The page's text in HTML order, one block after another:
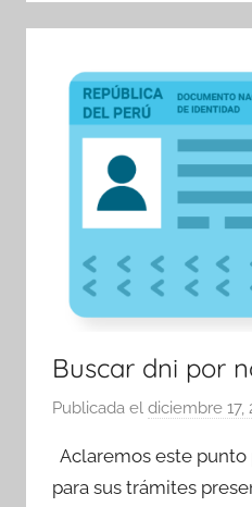
Buscar dni por
Publicada el diciembre 17,
Aclaremos este
para sus trámites